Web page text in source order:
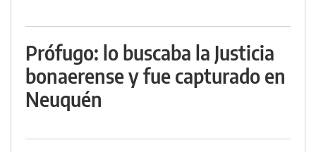
Prófugo: lo buscaba la Justicia
bonaerense y fue capturado en
Neuquén